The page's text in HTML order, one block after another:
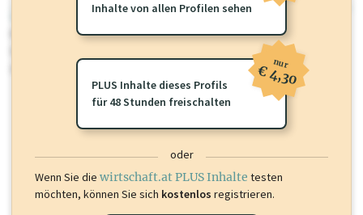
wirtschaft.at PLUS
Für dieses Profil gibt es zusätzlichewirtschaft.at PLUS Inhalte
Sie momentan nicht einsehen können. Schalten Sie dieses Profil frei
oder loggen Sie sich ein um diese Inhalte zu sehen.
Inhalte von allen Profilen sehen
PLUS Inhalte dieses Profils
für 48 Stunden freischalten
nur
€ 4,30
oder
Wenn Sie die wirtschaft.at PLUS Inhalte testen
möchten, können Sie sich kostenlos registrieren.